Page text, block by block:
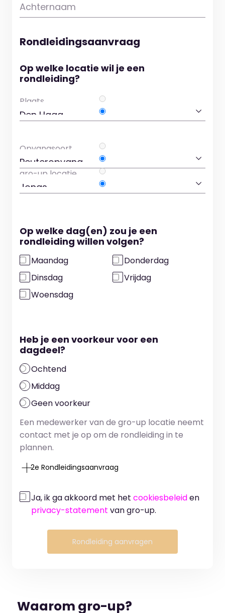
Achternaam
Rondleidingsaanvraag
Op welke locatie wil je een
rondleiding?
Op welke dag(en) zou je een
rondleiding willen volgen?
Maandag
Dinsdag
Woensdag
Donderdag
Vrijdag
Heb je een voorkeur voor een
dagdeel?
Ochtend
Middag
Geen voorkeur
Een medewerker van de gro-up locatie neemt
contact met je op om de rondleiding in te
plannen.
2e Rondleidingsaanvraag
Ja, ik ga akkoord met het cookiesbeleiden
privacy-statement van gro-up.
Rondleiding aanvragen
Waarom gro-up?